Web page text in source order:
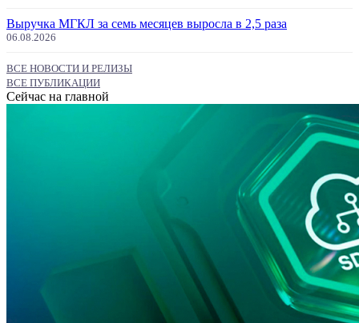
Выручка МГКЛ за семь месяцев выросла в 2,5 раза
06.08.2026
ВСЕ НОВОСТИ И РЕЛИЗЫ
ВСЕ ПУБЛИКАЦИИ
Сейчас на главной